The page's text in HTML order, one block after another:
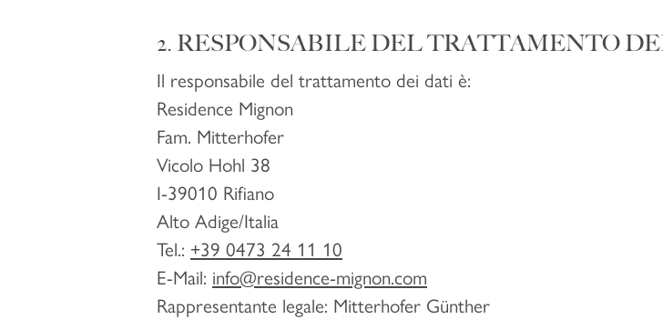
2. RESPONSABILE DEL TRATTAMENTO
Il responsabile del trattamento dei dati è:
Residence Mignon
Fam. Mitterhofer
Vicolo Hohl 38
I-39010 Rifiano
Alto Adige/Italia
Tel.: +39 0473 24 11 10
E-Mail: info@residence-mignon.com
Rappresentante legale: Mitterhofer Günther